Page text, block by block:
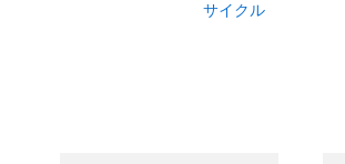
サイクル